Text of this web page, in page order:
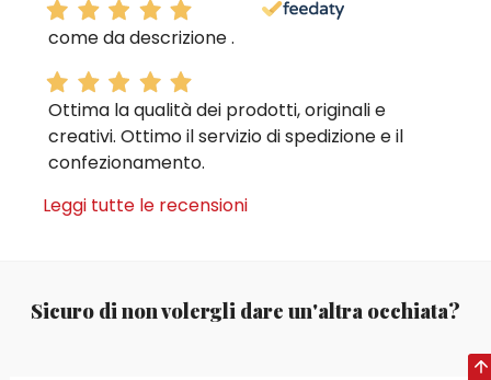
come da descrizione .
Ottima la qualità dei prodotti, originali e
creativi. Ottimo il servizio di spedizione e il
confezionamento.
Leggi tutte le recensioni
Sicuro di non volergli dare un'altra occhiata?